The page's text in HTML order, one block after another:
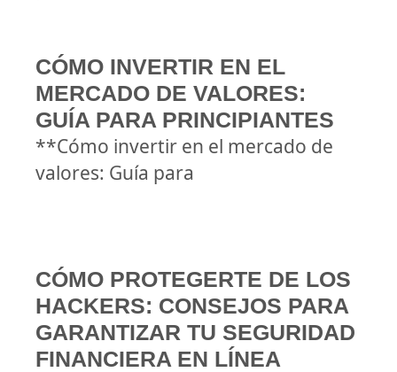
CÓMO INVERTIR EN EL
MERCADO DE VALORES:
GUÍA PARA PRINCIPIANTES
**Cómo invertir en el mercado de
valores: Guía para
CÓMO PROTEGERTE DE LOS
HACKERS: CONSEJOS PARA
GARANTIZAR TU SEGURIDAD
FINANCIERA EN LÍNEA